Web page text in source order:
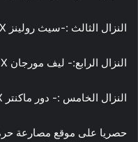
النزال الثالث :-سيث رولينز X رى مستريو .
النزال الرابع:- ليف مورجان X تشيلسي جرين .
النزال الخامس :- دور ماكنتر X جاى اوسو.
حصريا على موقع مصارعة